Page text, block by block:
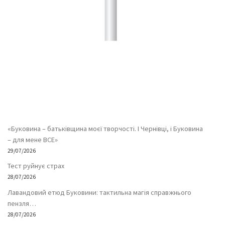
«Буковина – батьківщина моєї творчості. І Чернівці, і Буковина
– для мене ВСЕ»
29/07/2026
Тест руйнує страх
28/07/2026
Лавандовий етюд Буковини: тактильна магія справжнього
пензля…
28/07/2026